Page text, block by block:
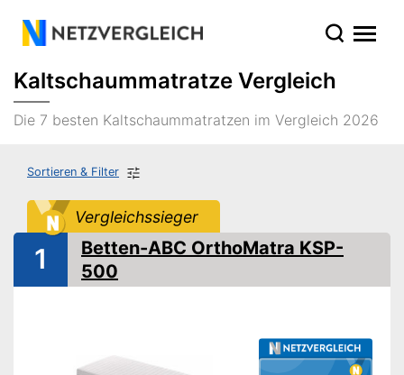
Kaltschaummatratze Vergleich
Die 7 besten Kaltschaummatratzen im Vergleich 2026
Sortieren & Filter
Vergleichssieger
1
Betten-ABC OrthoMatra KSP-
500